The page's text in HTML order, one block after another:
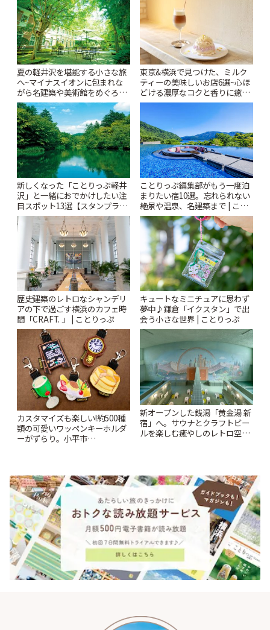
夏の軽井沢を堪能する小さな旅
へ~マイナスイオンに包まれな
がら名建築や美術館をめぐろう
~ | ことりっぷ
東京&横浜で見つけた、ミルク
ティーの美味しいお店6選~心ほ
どける濃厚なコクと香りに癒や
されるティータイム~ | ことりっ
新しくなった「ことりっぷ軽井
沢」と一緒におでかけしたい注
目スポット13選【スタンプラリ
ー開催中】 | ことりっぷ
ことりっぷ編集部がもう一度泊
まりたい宿10選。忘れられない
絶景や温泉、名建築まで | こと
りっぷ
歴史建築のレトロなシャンデリ
アの下で過ごす横浜のカフェ時
間「CRAFT. 」 | ことりっぷ
キュートなミニチュアに思わず
夢中♪鎌倉「イクスタン」で出
会う小さな世界 | ことりっぷ
カスタマイズも楽しい!約500種
類の可愛いワッペンキーホルダ
ーがずらり。小平市
新オープンした銭湯「黄金湯 新
宿」へ。サウナとクラフトビー
ルを楽しむ癒やしのレトロ空間